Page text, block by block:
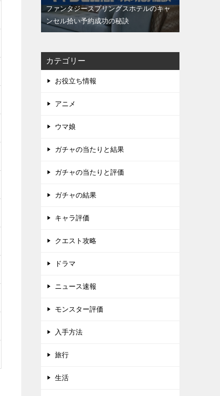
ファンタジースプリングスホテルのキャ
ンセル拾い予約成功の秘訣
カテゴリー
お役立ち情報
アニメ
ウマ娘
ガチャの当たりと結果
ガチャの当たりと評価
ガチャの結果
キャラ評価
クエスト攻略
ドラマ
ニュース速報
モンスター評価
入手方法
旅行
生活